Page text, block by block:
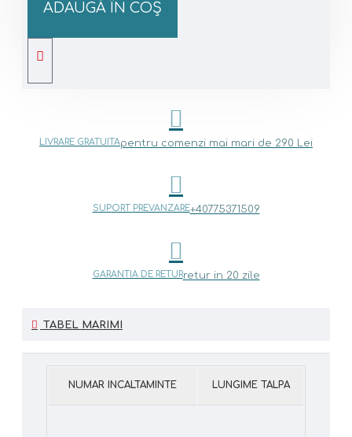
ADAUGĂ ÎN COŞ
LIVRARE GRATUITApentru comenzi mai mari de 290 Lei
SUPORT PREVANZARE+40775371509
GARANTIA DE RETURretur in 20 zile
TABEL MARIMI
NUMAR INCALTAMINTE LUNGIME TALPA